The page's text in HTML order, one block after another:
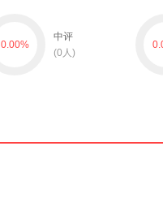
0.00%
中评
(0 人)